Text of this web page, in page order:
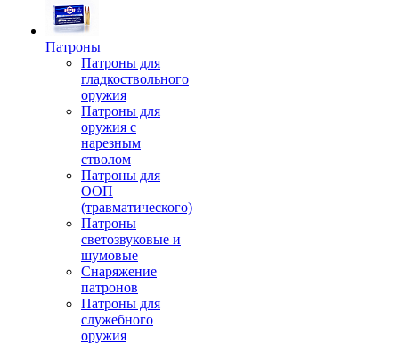
Патроны
Патроны для
гладкоствольного
оружия
Патроны для
оружия с
нарезным
стволом
Патроны для
ООП
(травматического)
Патроны
светозвуковые и
шумовые
Снаряжение
патронов
Патроны для
служебного
оружия